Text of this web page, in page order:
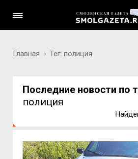
Главная Тег: полиция
Последние новости по
полиция